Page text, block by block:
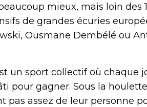
mieux, mais loin des
de grandes écuries
Ousmane Dembélé ou
un sport collectif où chaque
pour gagner. Sous la
pas assez de leur personne